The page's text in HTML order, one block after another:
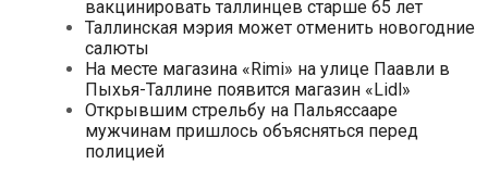
вакцинировать таллинцев старше 65 лет
Таллинская мэрия может отменить новогодние
салюты
На месте магазина «Rimi» на улице Паавли в
Пыхья-Таллине появится магазин «Lidl»
Открывшим стрельбу на Пальяссааре
мужчинам пришлось объясняться перед
полицией